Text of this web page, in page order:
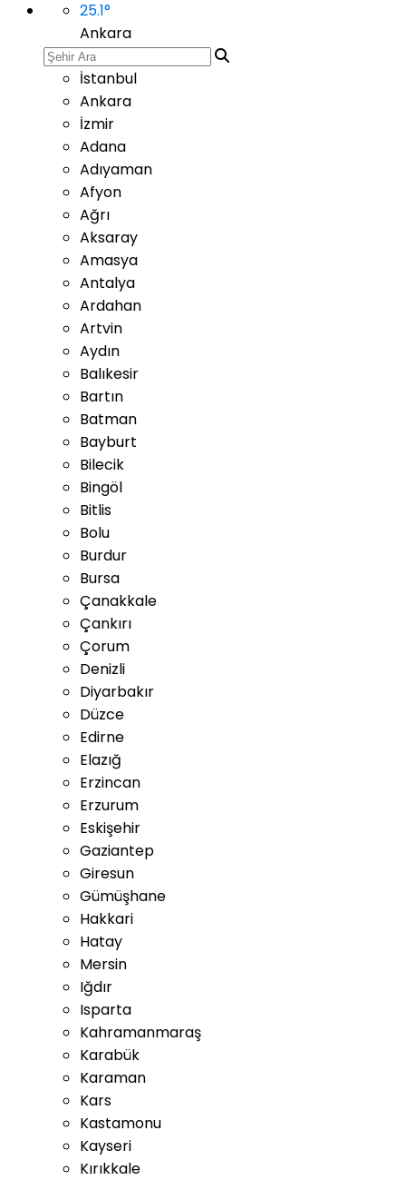
25.1°
Ankara
İstanbul
Ankara
İzmir
Adana
Adıyaman
Afyon
Ağrı
Aksaray
Amasya
Antalya
Ardahan
Artvin
Aydın
Balıkesir
Bartın
Batman
Bayburt
Bilecik
Bingöl
Bitlis
Bolu
Burdur
Bursa
Çanakkale
Çankırı
Çorum
Denizli
Diyarbakır
Düzce
Edirne
Elazığ
Erzincan
Erzurum
Eskişehir
Gaziantep
Giresun
Gümüşhane
Hakkari
Hatay
Mersin
Iğdır
Isparta
Kahramanmaraş
Karabük
Karaman
Kars
Kastamonu
Kayseri
Kırıkkale